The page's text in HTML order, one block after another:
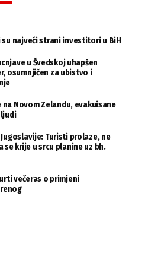
najveći strani investitori u BiH
u Švedskoj uhapšen
osumnjičen za ubistvo i
na Novom Zelandu, evakuisane
Jugoslavije: Turisti prolaze, ne
se krije u srcu planine uz bh.
večeras o primjeni